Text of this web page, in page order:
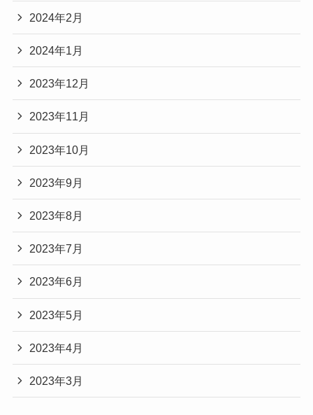
2024年2月
2024年1月
2023年12月
2023年11月
2023年10月
2023年9月
2023年8月
2023年7月
2023年6月
2023年5月
2023年4月
2023年3月